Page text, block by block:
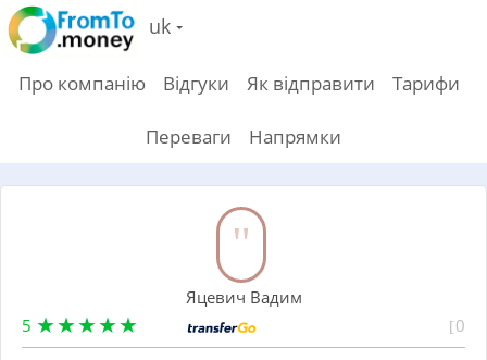
uk
Про компанію Відгуки Як відправити Тарифи
Переваги Напрямки
Яцевич Вадим
5
0